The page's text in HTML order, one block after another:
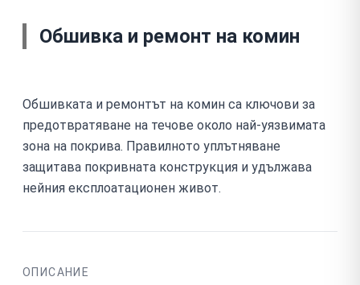
Обшивка и ремонт на комин
Обшивката и ремонтът на комин са ключови за
предотвратяване на течове около най-уязвимата
зона на покрива. Правилното уплътняване
защитава покривната конструкция и удължава
нейния експлоатационен живот.
ОПИСАНИЕ